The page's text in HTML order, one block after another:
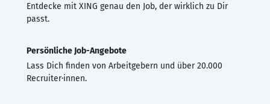
Entdecke mit XING genau den Job, der wirklich zu Dir
passt.
Persönliche Job-Angebote
Lass Dich finden von Arbeitgebern und über 20.000
Recruiter·innen.